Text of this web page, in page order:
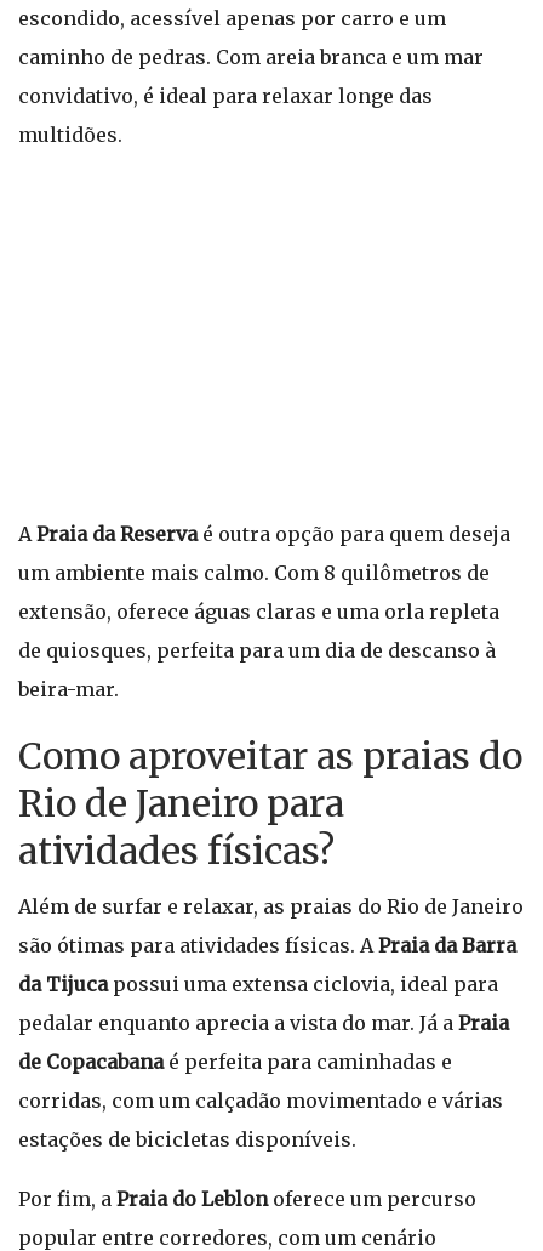
escondido, acessível apenas por carro e um
caminho de pedras. Com areia branca e um mar
convidativo, é ideal para relaxar longe das
multidões.
APraia da Reservaé outra opção para quem deseja
um ambiente mais calmo. Com 8 quilômetros de
extensão, oferece águas claras e uma orla repleta
de quiosques, perfeita para um dia de descanso à
beira-mar.
Como aproveitar as praias do
Rio de Janeiro para
atividades físicas?
Além de surfar e relaxar, as praias do Rio de Janeiro
são ótimas para atividades físicas. APraia da Barra
da Tijucapossui uma extensa ciclovia, ideal para
pedalar enquanto aprecia a vista do mar. Já a Praia
de Copacabanaé perfeita para caminhadas e
corridas, com um calçadão movimentado e várias
estações de bicicletas disponíveis.
Por fim, a Praia do Leblonoferece um percurso
popular entre corredores, com um cenário